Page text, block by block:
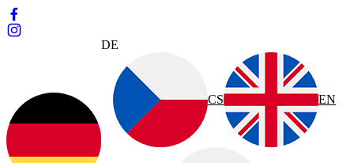
DE
CS EN